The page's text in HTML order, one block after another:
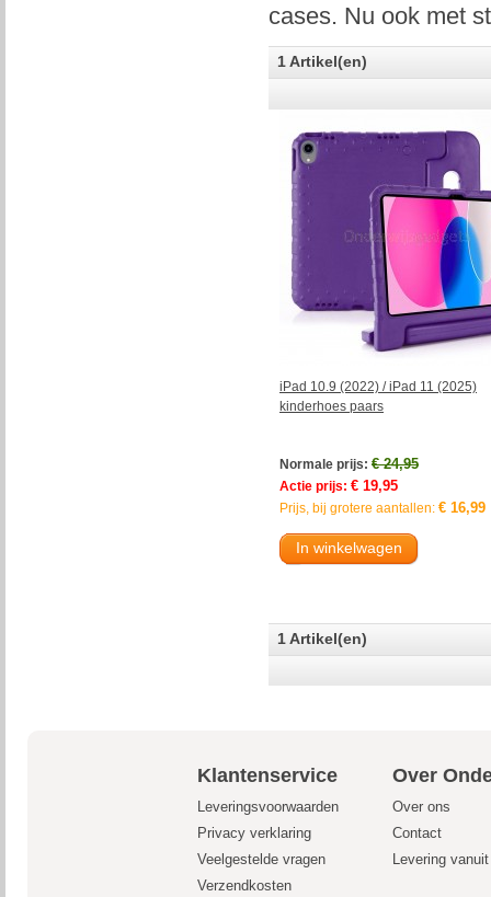
cases. Nu ook met
1 Artikel(en)
iPad 10.9 (2022) / iPad 11 (2025)
kinderhoes paars
Normale prijs: € 24,95
Actie prijs: € 19,95
Prijs, bij grotere aantallen: € 16,99
In winkelwagen
1 Artikel(en)
Klantenservice Over
Leveringsvoorwaarden
Over ons
Privacy verklaring
Contact
Veelgestelde vragen
Levering
Verzendkosten